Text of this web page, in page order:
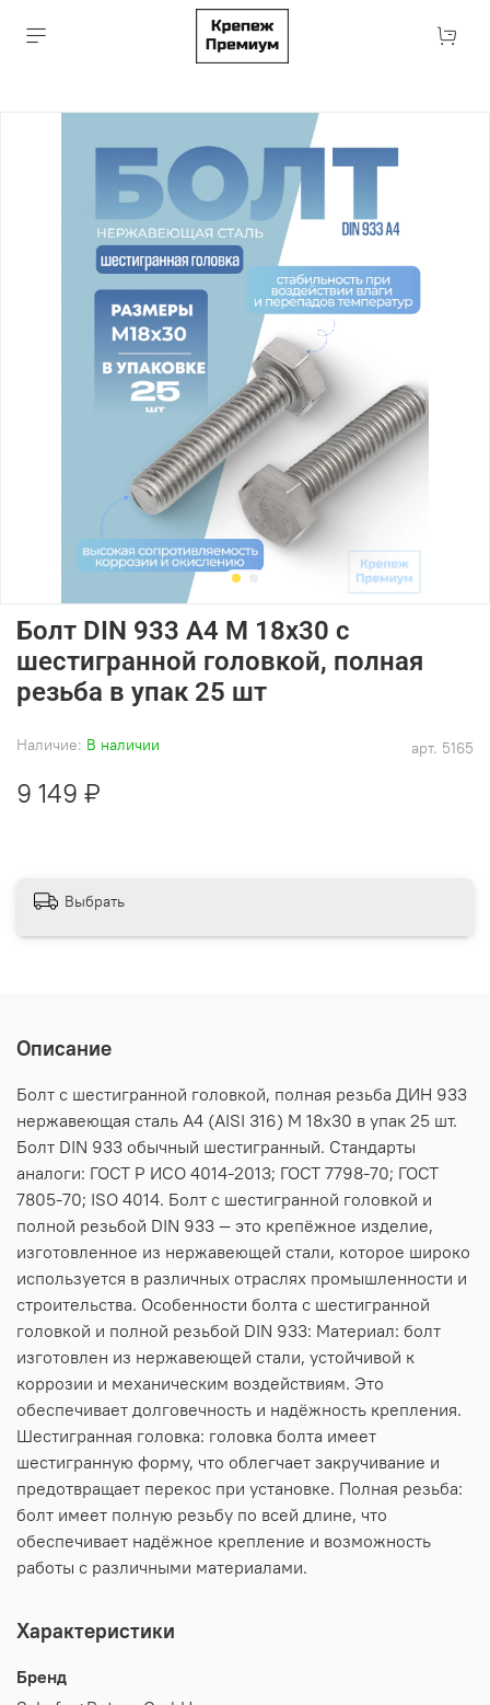
арт. 5165
Наличие: В наличии
Болт DIN 933 А4 M 18х30 с
шестигранной головкой, полная
резьба в упак 25 шт
9 149 ₽
Выбрать
Описание
Болт с шестигранной головкой, полная резьба ДИН 933
нержавеющая сталь А4 (AISI 316) M 18х30 в упак 25 шт.
Болт DIN 933 обычный шестигранный. Стандарты
аналоги: ГОСТ Р ИСО 4014-2013; ГОСТ 7798-70; ГОСТ
7805-70; ISO 4014. Болт с шестигранной головкой и
полной резьбой DIN 933 — это крепёжное изделие,
изготовленное из нержавеющей стали, которое широко
используется в различных отраслях промышленности и
строительства. Особенности болта с шестигранной
головкой и полной резьбой DIN 933: Материал: болт
изготовлен из нержавеющей стали, устойчивой к
коррозии и механическим воздействиям. Это
обеспечивает долговечность и надёжность крепления.
Шестигранная головка: головка болта имеет
шестигранную форму, что облегчает закручивание и
предотвращает перекос при установке. Полная резьба:
болт имеет полную резьбу по всей длине, что
обеспечивает надёжное крепление и возможность
работы с различными материалами.
Характеристики
Бренд